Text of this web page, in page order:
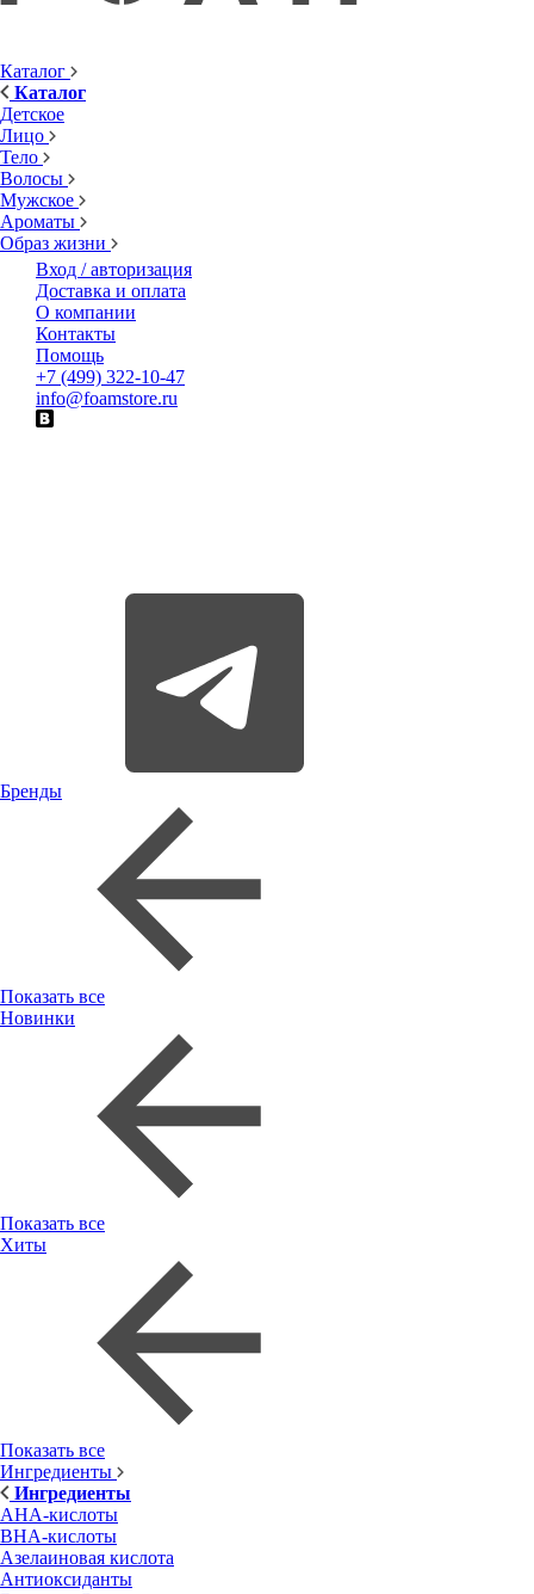
Каталог
Каталог
Детское
Лицо
Тело
Волосы
Мужское
Ароматы
Образ жизни
Вход / авторизация
Доставка и оплата
О компании
Контакты
Помощь
+7 (499) 322-10-47
info@foamstore.ru
Бренды
Показать все
Новинки
Показать все
Хиты
Показать все
Ингредиенты
Ингредиенты
AHA-кислоты
BHA-кислоты
Азелаиновая кислота
Антиоксиданты